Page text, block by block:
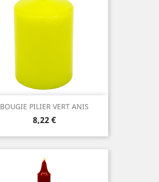
BOUGIE PILIER VERT ANIS
Prix
8,22 €